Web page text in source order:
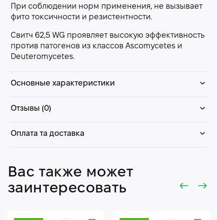
При соблюдении норм применения, не вызывает
фито токсичности и резистентности.
Свитч 62,5 WG проявляет высокую эффективность
против патогенов из классов Ascomycetes и
Deuteromycetes.
Основные характеристики
Отзывы (0)
Оплата та доставка
Вас также может
заинтересовать